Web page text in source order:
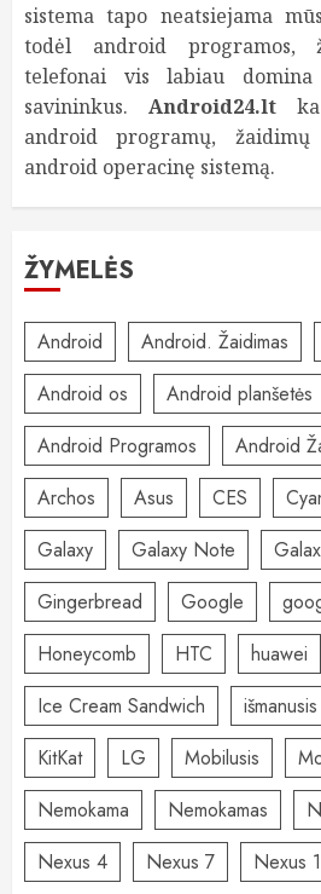
sistema tapo neatsiejama
todėl android programos,
telefonai vis labiau
savininkus. Android24.lt
android programų,
android operacinę sistemą.
ŽYMELĖS
Android Android. Žaidimas
Android os
Android planšetės
Android Programos
Android
Archos
Asus CES
Galaxy
Galaxy Note
Gingerbread
Google
Honeycomb
HTC
huawei
Ice Cream Sandwich
išmanusis
KitKat
LG Mobilusis
Nemokama
Nemokamas
Nexus 4
Nexus 7 Nexus